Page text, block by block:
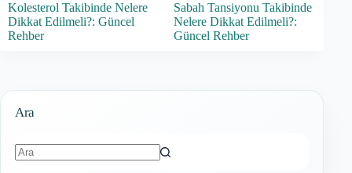
Kolesterol Takibinde Nelere
Dikkat Edilmeli?: Güncel
Rehber
Sabah Tansiyonu Takibinde
Nelere Dikkat Edilmeli?:
Güncel Rehber
Ara